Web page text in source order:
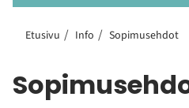
Etusivu Info Sopimusehdot